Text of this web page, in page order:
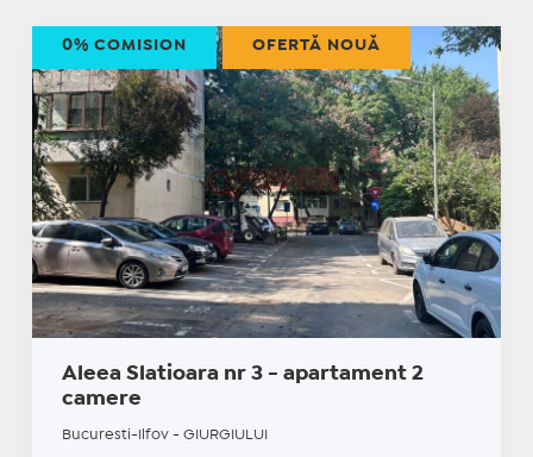
Aleea Slatioara nr 3 - apartament 2
camere
Bucuresti-Ilfov - GIURGIULUI
0% COMISION OFERTĂ NOUĂ